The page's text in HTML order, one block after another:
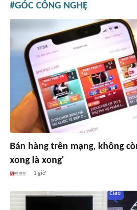
GÓC CÔNG NGHỆ
Bán hàng trên mạng, không
xong là xong'
1 giờ